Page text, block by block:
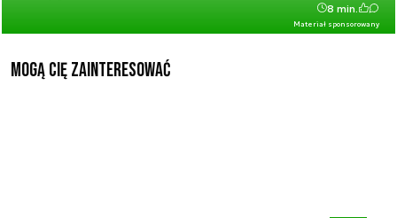
Materiał sponsorowany
8 min.
Mogą Cię zainteresować